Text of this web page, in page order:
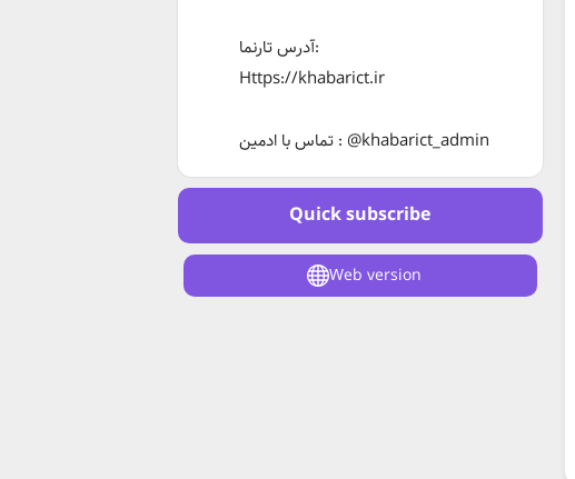
آدرس تارنما:
Https://khabarict.ir
تماس با ادمین : @khabarict_admin
Quick subscribe
Web version